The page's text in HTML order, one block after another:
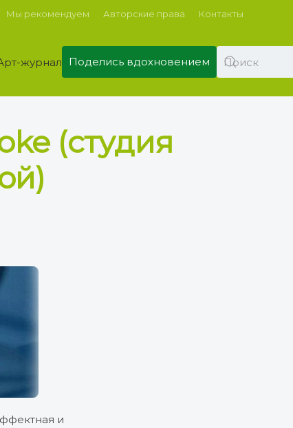
Мы рекомендуем Авторские права Контакты
журнал Поделись вдохновением
(студия
и